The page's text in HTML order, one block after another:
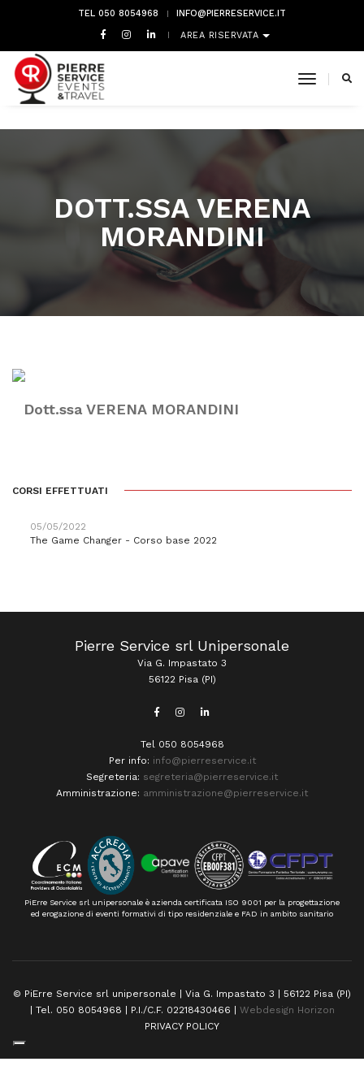
TEL 050 8054968 INFO@PIERRESERVICE.IT
AREA RISERVATA
toggle
DOTT.SSA VERENA
MORANDINI
Dott.ssa VERENA MORANDINI
CORSI EFFETTUATI
05/05/2022
The Game Changer - Corso base 2022
Pierre Service srl Unipersonale
Via G. Impastato 3
56122 Pisa (PI)
Tel 050 8054968
Per info: info@pierreservice.it
Segreteria: segreteria@pierreservice.it
Amministrazione: amministrazione@pierreservice.it
PiErre Service srl unipersonale è azienda certificata ISO 9001 per la progettazione
ed erogazione di eventi formativi di tipo residenziale e FAD in ambito sanitario
© PiErre Service srl unipersonale | Via G. Impastato 3 | 56122 Pisa (PI)
| Tel. 050 8054968 | P.I./C.F. 02218430466 | Webdesign Horizon
PRIVACY POLICY